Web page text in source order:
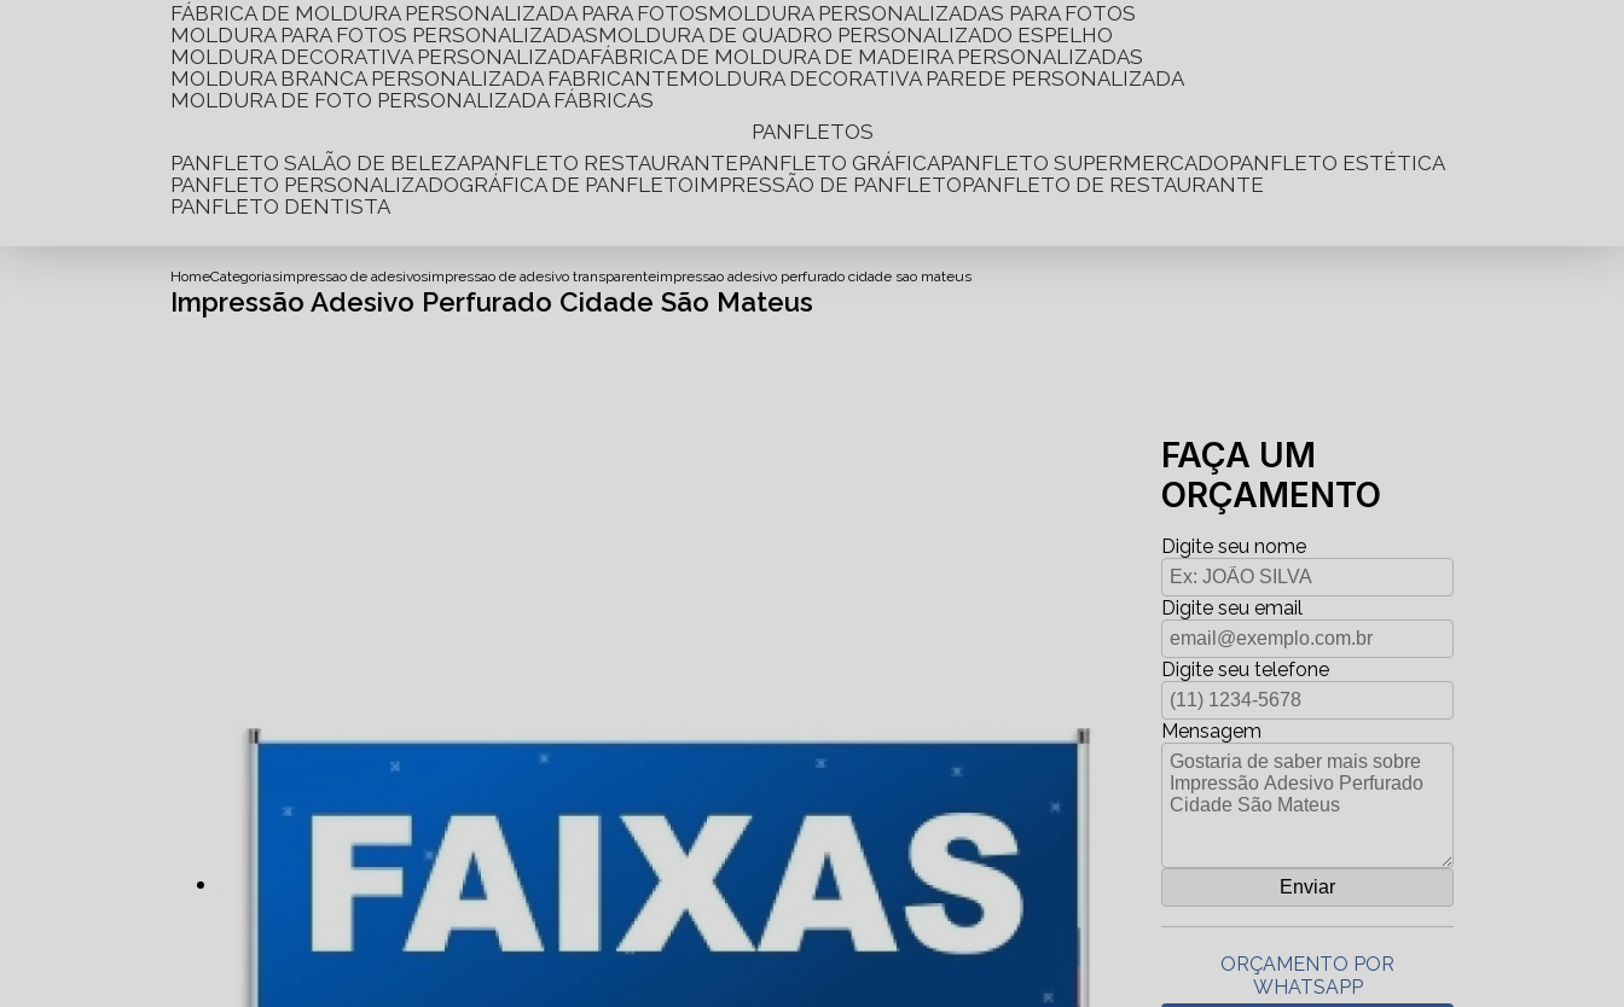
FÁBRICA DE MOLDURA PERSONALIZADA PARA FOTOS
MOLDURA PERSONALIZADAS PARA FOTOS
MOLDURA PARA FOTOS PERSONALIZADAS
MOLDURA DE QUADRO PERSONALIZADO ESPELHO
MOLDURA DECORATIVA PERSONALIZADA FÁBRICA DE MOLDURA DE MADEIRA PERSONALIZADAS
MOLDURA BRANCA PERSONALIZADA FABRICANTE
MOLDURA DECORATIVA PAREDE PERSONALIZADA
MOLDURA DE FOTO PERSONALIZADA FÁBRICAS
PANFLETOS
PANFLETO SALÃO DE BELEZA PANFLETO RESTAURANTE PANFLETO GRÁFICA PANFLETO SUPERMERCADO PANFLETO ESTÉTICA
PANFLETO PERSONALIZADO
GRÁFICA DE PANFLETO IMPRESSÃO DE PANFLETO PANFLETO DE RESTAURANTE
PANFLETO DENTISTA
HomeCategoriasimpressao de adesivosimpressao de adesivo transparenteimpressao adesivo perfurado cidade sao mateus
Impressão Adesivo Perfurado Cidade São Mateus
FAÇA UM
ORÇAMENTO
Digite seu nome
Digite seu email
Digite seu telefone
Mensagem
ORÇAMENTO POR
WHATSAPP